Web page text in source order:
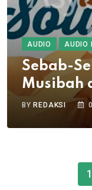
AUDIO AUDIO
Sebab-
Musibah
BY REDAKSI
1